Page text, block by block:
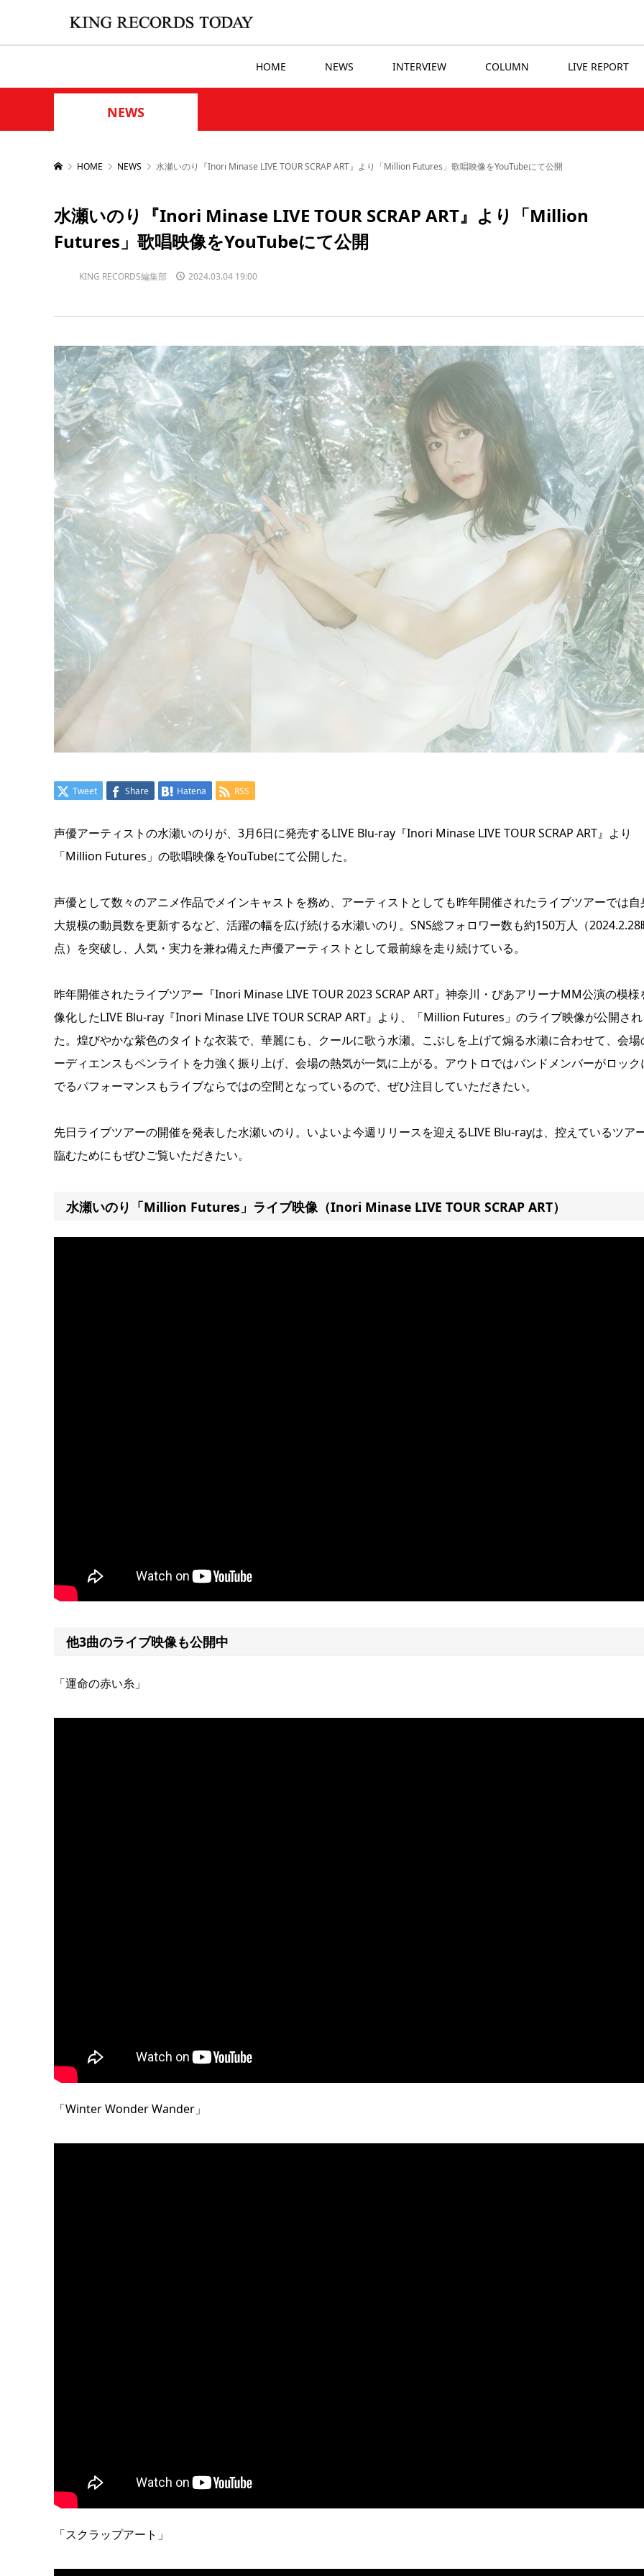
HOME NEWS INTERVIEW COLUMN LIVE REPORT
NEWS
HOME NEWS 水瀬いのり『Inori Minase LIVE TOUR SCRAP ART』より「Million Futures」歌唱映像をYouTubeにて公開
水瀬いのり『Inori Minase LIVE TOUR SCRAP ART』より「Million
Futures」歌唱映像をYouTubeにて公開
KING RECORDS編集部 2024.03.04 19:00
Tweet Share Hatena RSS
声優アーティストの水瀬いのりが、3月6日に発売するLIVE Blu-ray『Inori Minase LIVE TOUR SCRAP ART』より
「Million Futures」の歌唱映像をYouTubeにて公開した。
声優として数々のアニメ作品でメインキャストを務め、アーティストとしても昨年開催されたライブツアーでは自
大規模の動員数を更新するなど、活躍の幅を広げ続ける水瀬いのり。SNS総フォロワー数も約150万人（2024.2.28
点）を突破し、人気・実力を兼ね備えた声優アーティストとして最前線を走り続けている。
昨年開催されたライブツアー『Inori Minase LIVE TOUR 2023 SCRAP ART』神奈川・ぴあアリーナMM公演の模様
像化したLIVE Blu-ray『Inori Minase LIVE TOUR SCRAP ART』より、「Million Futures」のライブ映像が公開され
た。煌びやかな紫色のタイトな衣装で、華麗にも、クールに歌う水瀬。こぶしを上げて煽る水瀬に合わせて、会場
ーディエンスもペンライトを力強く振り上げ、会場の熱気が一気に上がる。アウトロではバンドメンバーがロック
でるパフォーマンスもライブならではの空間となっているので、ぜひ注目していただきたい。
先日ライブツアーの開催を発表した水瀬いのり。いよいよ今週リリースを迎えるLIVE Blu-rayは、控えているツア
臨むためにもぜひご覧いただきたい。
水瀬いのり「Million Futures」ライブ映像（Inori Minase LIVE TOUR SCRAP ART）
他3曲のライブ映像も公開中
「運命の赤い糸」
「Winter Wonder Wander」
「スクラップアート」